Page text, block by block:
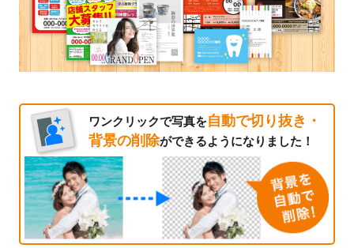
ワンクリックで写真を自動で切り抜き・
背景の削除ができるようになりました！